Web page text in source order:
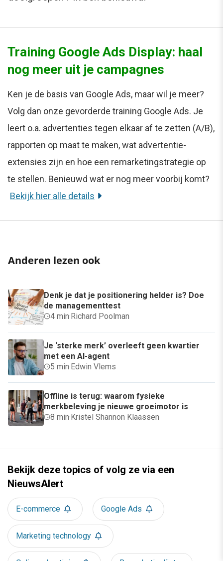
Training Google Ads Display: haal
nog meer uit je campagnes
Ken je de basis van Google Ads, maar wil je meer?
Volg dan onze gevorderde training Google Ads. Je
leert o.a. advertenties tegen elkaar af te zetten (A/B),
rapporten op maat te maken, wat advertentie-
extensies zijn en hoe een remarketingstrategie op
te stellen. Benieuwd wat er nog meer voorbij komt?
Bekijk hier alle details
Anderen lezen ook
Denk je dat je positionering helder is? Doe
de managementtest
4 min·Richard Poolman
Je ‘sterke merk’ overleeft geen kwartier
met een AI-agent
5 min·Edwin Vlems
Offline is terug: waarom fysieke
merkbeleving je nieuwe groeimotor is
8 min·Kristel Shannon Klaassen
Bekijk deze topics of volg ze via een
NieuwsAlert
E-commerce Google Ads
Marketing technology